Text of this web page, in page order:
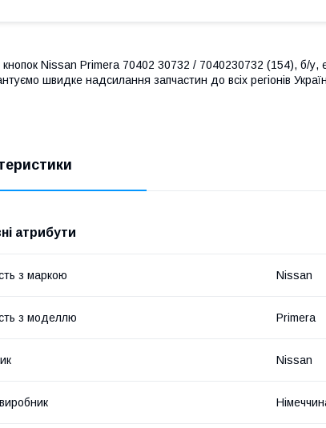
Nissan Primera 70402 30732 / 7040230732 (154), б/у, є
швидке надсилання запчастин до всіх регіонів
атрибути
з маркою Nissan
з моделлю Primera
Nissan